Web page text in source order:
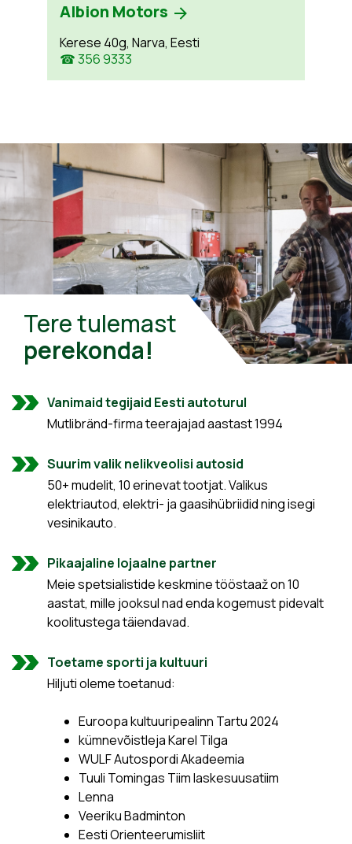
Albion Motors
Kerese 40g, Narva, Eesti
☎ 356 9333
Tere tulemast
perekonda!
Vanimaid tegijaid Eesti autoturul
Mutlibränd-firma teerajajad aastast 1994
Suurim valik nelikveolisi autosid
50+ mudelit, 10 erinevat tootjat. Valikus
elektriautod, elektri- ja gaasihübriidid ning isegi
vesinikauto.
Pikaajaline lojaalne partner
Meie spetsialistide keskmine tööstaaž on 10
aastat, mille jooksul nad enda kogemust pidevalt
koolitustega täiendavad.
Toetame sporti ja kultuuri
Hiljuti oleme toetanud:
Euroopa kultuuripealinn Tartu 2024
kümnevõistleja Karel Tilga
WULF Autospordi Akadeemia
Tuuli Tomingas Tiim laskesuusatiim
Lenna
Veeriku Badminton
Eesti Orienteerumisliit